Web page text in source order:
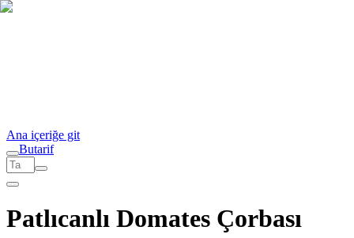
Ana içeriğe git
Butarif
Patlıcanlı Domates Çorbası